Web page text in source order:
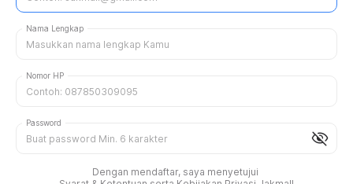
Nama Lengkap
Nomor HP
visibility_off
Password
Dengan mendaftar, saya menyetujui